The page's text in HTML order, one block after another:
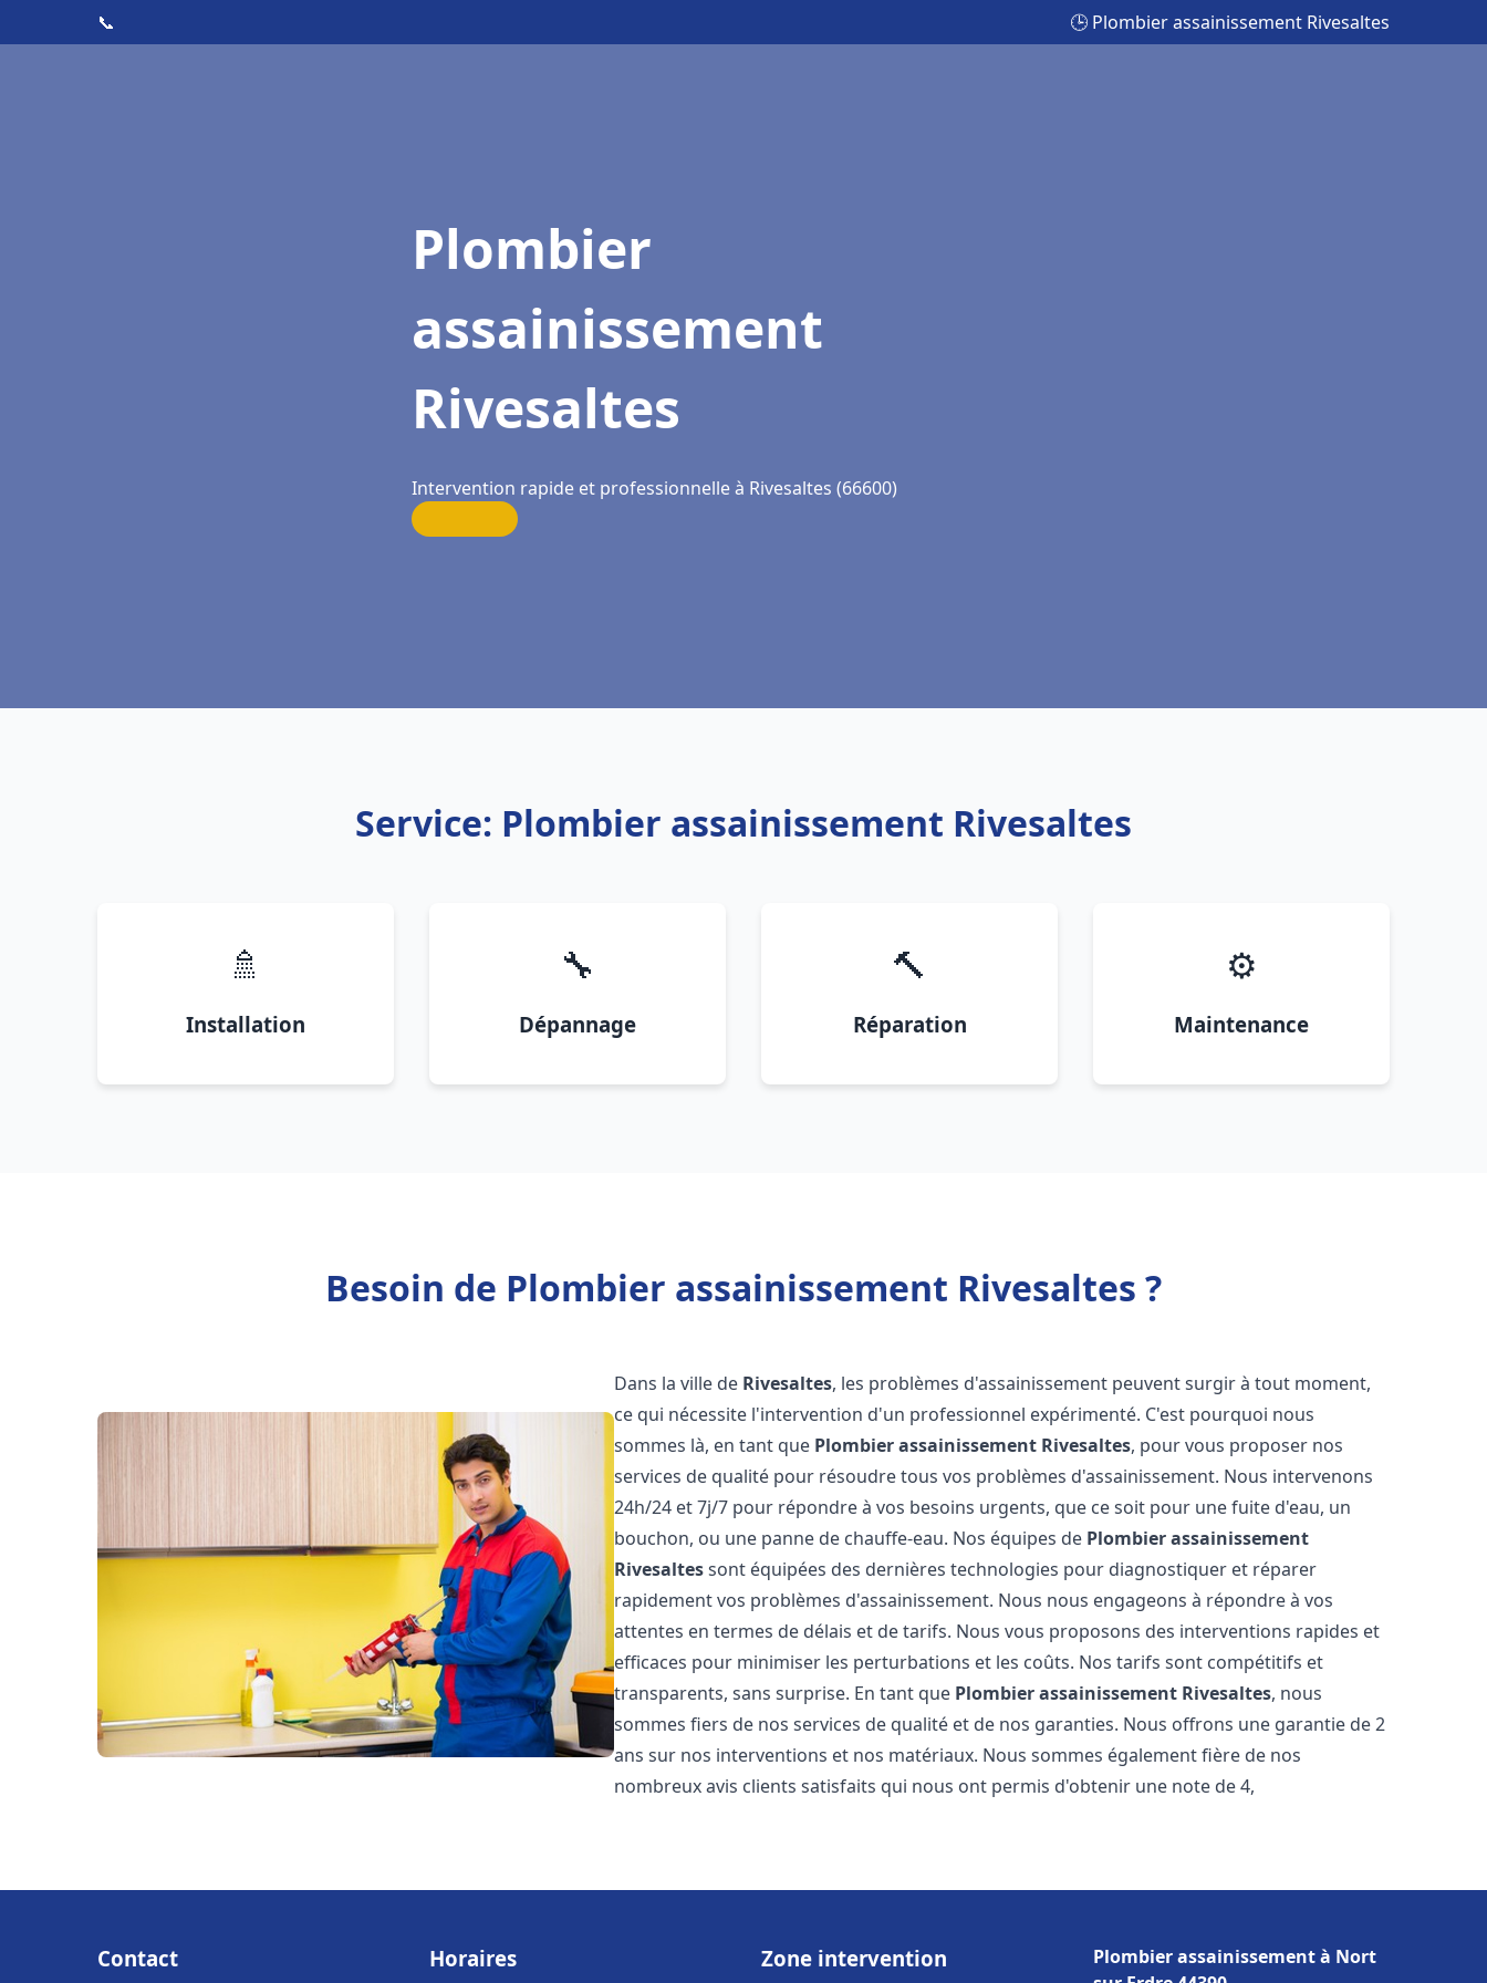
📞 🕒 Plombier assainissement Rivesaltes
Plombier
assainissement
Rivesaltes
Intervention rapide et professionnelle à Rivesaltes (66600)
Service: Plombier assainissement Rivesaltes
🚿
Installation
🔧
Dépannage
🔨
Réparation
⚙️
Maintenance
Besoin de Plombier assainissement Rivesaltes ?
Dans la ville de Rivesaltes, les problèmes d'assainissement peuvent surgir à tout moment,
ce qui nécessite l'intervention d'un professionnel expérimenté. C'est pourquoi nous
sommes là, en tant que Plombier assainissement Rivesaltes, pour vous proposer nos
services de qualité pour résoudre tous vos problèmes d'assainissement. Nous intervenons
24h/24 et 7j/7 pour répondre à vos besoins urgents, que ce soit pour une fuite d'eau, un
bouchon, ou une panne de chauffe-eau. Nos équipes de Plombier assainissement
Rivesaltessont équipées des dernières technologies pour diagnostiquer et réparer
rapidement vos problèmes d'assainissement. Nous nous engageons à répondre à vos
attentes en termes de délais et de tarifs. Nous vous proposons des interventions rapides et
efficaces pour minimiser les perturbations et les coûts. Nos tarifs sont compétitifs et
transparents, sans surprise. En tant que Plombier assainissement Rivesaltes, nous
sommes fiers de nos services de qualité et de nos garanties. Nous offrons une garantie de 2
ans sur nos interventions et nos matériaux. Nous sommes également fière de nos
nombreux avis clients satisfaits qui nous ont permis d'obtenir une note de 4,
Contact Horaires Zone intervention
Plombier assainissement à Nort